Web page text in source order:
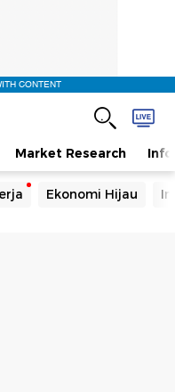
CONTENT
Market Research
Ekonomi Hijau